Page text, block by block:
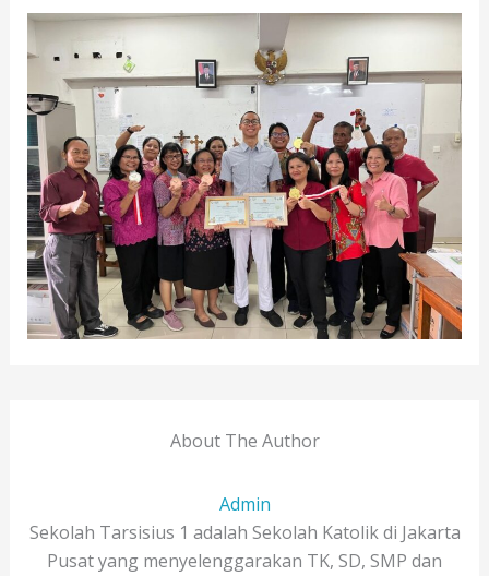
About The Author
Admin
Sekolah Tarsisius 1 adalah Sekolah Katolik di Jakarta
Pusat yang menyelenggarakan TK, SD, SMP dan